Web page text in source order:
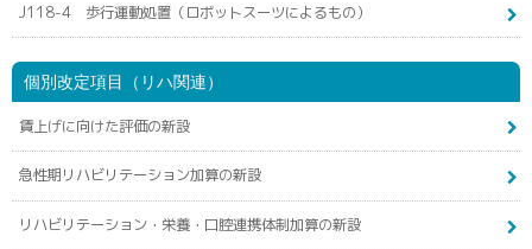
J118-4 歩行運動処置（ロボットスーツによるもの）
個別改定項目（リハ関連）
賃上げに向けた評価の新設
急性期リハビリテーション加算の新設
リハビリテーション・栄養・口腔連携体制加算の新設